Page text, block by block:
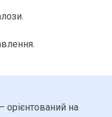
– орієнтований на